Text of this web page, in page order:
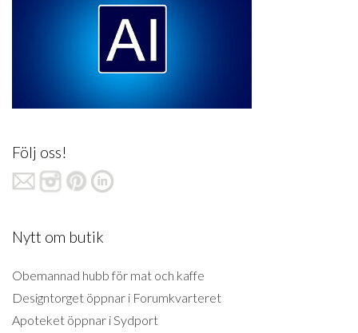
Följ oss!
Nytt om butik
Obemannad hubb för mat och kaffe
Designtorget öppnar i Forumkvarteret
Apoteket öppnar i Sydport